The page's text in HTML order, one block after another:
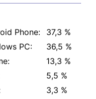
Phone:
37,3 %
PC:
36,5 %
13,3 %
5,5 %
3,3 %